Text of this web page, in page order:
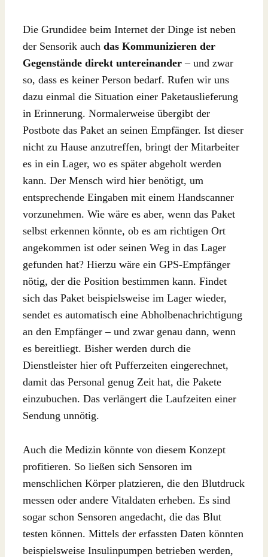
Die Grundidee beim Internet der Dinge ist neben
der Sensorik auch das Kommunizieren der
Gegenstände direkt untereinander – und zwar
so, dass es keiner Person bedarf. Rufen wir uns
dazu einmal die Situation einer Paketauslieferung
in Erinnerung. Normalerweise übergibt der
Postbote das Paket an seinen Empfänger. Ist dieser
nicht zu Hause anzutreffen, bringt der Mitarbeiter
es in ein Lager, wo es später abgeholt werden
kann. Der Mensch wird hier benötigt, um
entsprechende Eingaben mit einem Handscanner
vorzunehmen. Wie wäre es aber, wenn das Paket
selbst erkennen könnte, ob es am richtigen Ort
angekommen ist oder seinen Weg in das Lager
gefunden hat? Hierzu wäre ein GPS-Empfänger
nötig, der die Position bestimmen kann. Findet
sich das Paket beispielsweise im Lager wieder,
sendet es automatisch eine Abholbenachrichtigung
an den Empfänger – und zwar genau dann, wenn
es bereitliegt. Bisher werden durch die
Dienstleister hier oft Pufferzeiten eingerechnet,
damit das Personal genug Zeit hat, die Pakete
einzubuchen. Das verlängert die Laufzeiten einer
Sendung unnötig.
Auch die Medizin könnte von diesem Konzept
profitieren. So ließen sich Sensoren im
menschlichen Körper platzieren, die den Blutdruck
messen oder andere Vitaldaten erheben. Es sind
sogar schon Sensoren angedacht, die das Blut
testen können. Mittels der erfassten Daten könnten
beispielsweise Insulinpumpen betrieben werden,